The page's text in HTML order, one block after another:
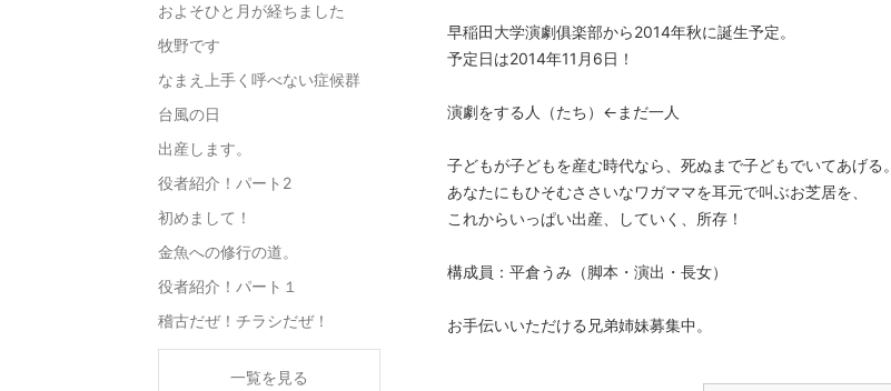
早稲田大学演劇俱楽部から2014年秋に誕生予定。
予定日は2014年11月6日！
演劇をする人（たち）←まだ一人
子どもが子どもを産む時代なら、死ぬまで子どもでいてあげる。
あなたにもひそむささいなワガママを耳元で叫ぶお芝居を、
これからいっぱい出産、していく、所存！
構成員：平倉うみ（脚本・演出・長女）
お手伝いいただける兄弟姉妹募集中。
およそひと月が経ちました
牧野です
なまえ上手く呼べない症候群
台風の日
出産します。
役者紹介！パート2
初めまして！
金魚への修行の道。
役者紹介！パート１
稽古だぜ！チラシだぜ！
一覧を見る